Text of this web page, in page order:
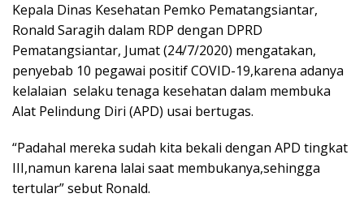
Kepala Dinas Kesehatan Pemko Pematangsiantar,
Ronald Saragih dalam RDP dengan DPRD
Pematangsiantar, Jumat (24/7/2020) mengatakan,
penyebab 10 pegawai positif COVID-19,karena adanya
kelalaian selaku tenaga kesehatan dalam membuka
Alat Pelindung Diri (APD) usai bertugas.
“Padahal mereka sudah kita bekali dengan APD tingkat
III,namun karena lalai saat membukanya,sehingga
tertular” sebut Ronald.